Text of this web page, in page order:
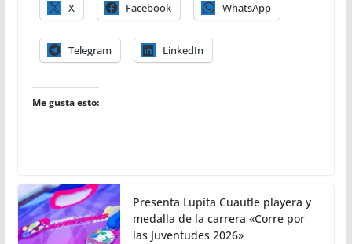
X Facebook WhatsApp
Telegram LinkedIn
Me gusta esto:
Presenta Lupita Cuautle playera y
medalla de la carrera «Corre por
las Juventudes 2026»